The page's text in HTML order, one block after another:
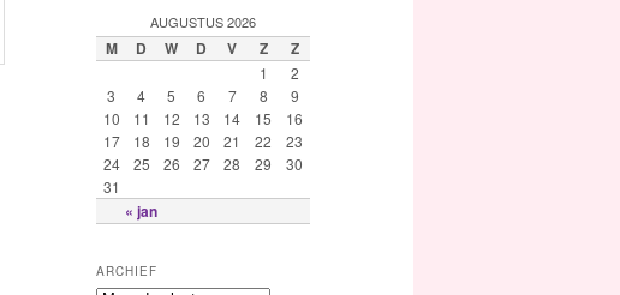
AUGUSTUS 2026
M D W D V Z Z
« jan
1
2
3
4 5 6 7 8
9
10
11 12 13 14 15
16
17
18 19 20 21 22
23
24
25 26 27 28 29
30
31
ARCHIEF